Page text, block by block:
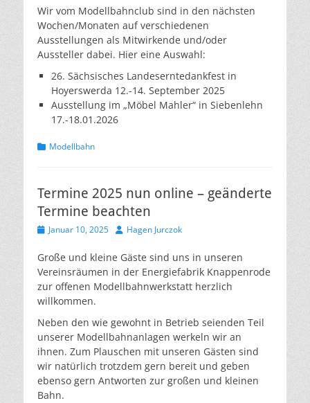
Wir vom Modellbahnclub sind in den nächsten
Wochen/Monaten auf verschiedenen
Ausstellungen als Mitwirkende und/oder
Aussteller dabei. Hier eine Auswahl:
26. Sächsisches Landeserntedankfest in
Hoyerswerda 12.-14. September 2025
Ausstellung im „Möbel Mahler“ in Siebenlehn
17.-18.01.2026
Kategorien
Modellbahn
Termine 2025 nun online – geänderte
Termine beachten
Veröffentlicht
Januar 10, 2025 AutorHagen Jurczok
Große und kleine Gäste sind uns in unseren
Vereinsräumen in der Energiefabrik Knappenrode
zur offenen Modellbahnwerkstatt herzlich
willkommen.
Neben den wie gewohnt in Betrieb seienden Teil
unserer Modellbahnanlagen werkeln wir an
ihnen. Zum Plauschen mit unseren Gästen sind
wir natürlich trotzdem gern bereit und geben
ebenso gern Antworten zur großen und kleinen
Bahn.